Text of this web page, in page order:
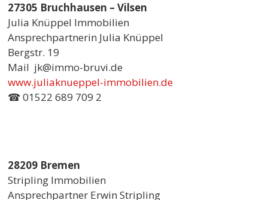
27305 Bruchhausen – Vilsen
Julia Knüppel Immobilien
Ansprechpartnerin Julia Knüppel
Bergstr. 19
Mail jk@immo-bruvi.de
www.juliaknueppel-immobilien.de
☎ 01522 689 709 2
28209 Bremen
Stripling Immobilien
Ansprechpartner Erwin Stripling